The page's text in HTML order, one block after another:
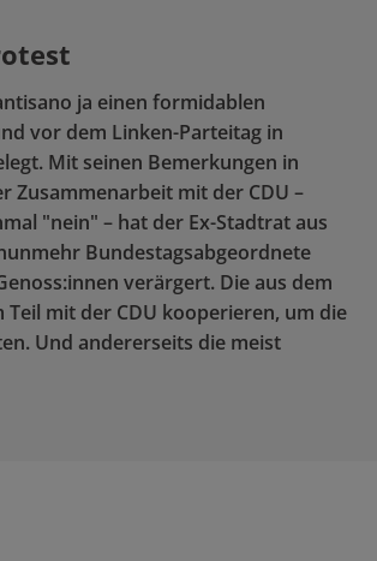
ja einen formidablen
vor dem Linken-Parteitag in
Mit seinen Bemerkungen in
Zusammenarbeit mit der CDU –
"nein" – hat der Ex-Stadtrat aus
Bundestagsabgeordnete
verärgert. Die aus dem
Teil mit der CDU kooperieren, um die
Und andererseits die meist